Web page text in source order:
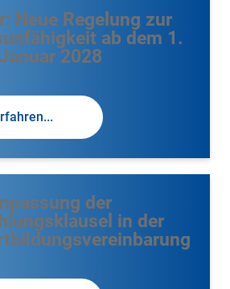
Neue Regelung zur
ab dem 1.
2028
der
in der